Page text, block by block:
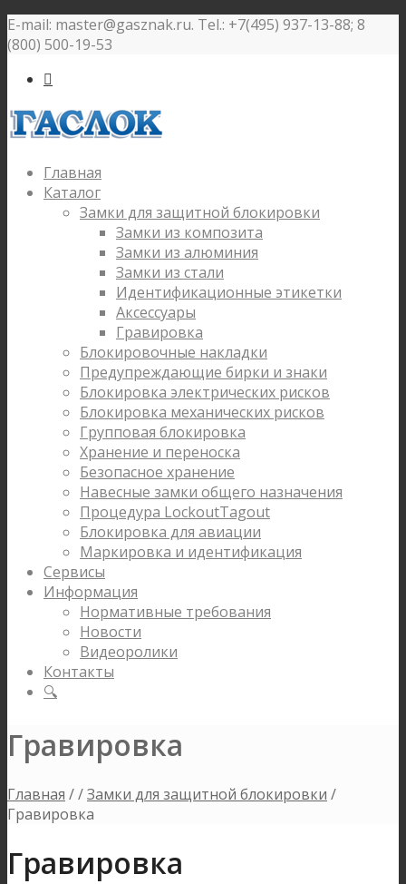
E-mail: master@gasznak.ru. Tel.: +7(495) 937-13-88; 8
(800) 500-19-53

Главная
Каталог
Замки для защитной блокировки
Замки из композита
Замки из алюминия
Замки из стали
Идентификационные этикетки
Аксессуары
Гравировка
Блокировочные накладки
Предупреждающие бирки и знаки
Блокировка электрических рисков
Блокировка механических рисков
Групповая блокировка
Хранение и переноска
Безопасное хранение
Навесные замки общего назначения
Процедура LockoutTagout
Блокировка для авиации
Маркировка и идентификация
Сервисы
Информация
Нормативные требования
Новости
Видеоролики
Контакты
🔍
Гравировка
Главная //Замки для защитной блокировки /
Гравировка
Гравировка